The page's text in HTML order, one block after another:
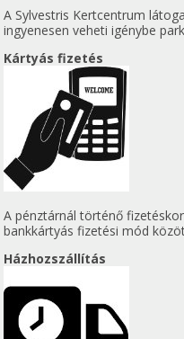
A Sylvestris Kertcentrum
ingyenesen veheti igénybe
Kártyás fizetés
A pénztárnál történő
bankkártyás fizetési mód
Házhozszállítás